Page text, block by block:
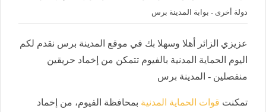
دولة أخرى - بوابة المدينة برس
عزيزي الزائر أهلا وسهلا بك في موقع المدينة برس نقدم لكم
اليوم الحماية المدنية بالفيوم تتمكن من إخماد حريقين
منفصلين - المدينة برس
تمكنت قوات الحماية المدنية بمحافظة الفيوم، من إخماد